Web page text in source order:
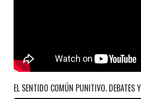
EL SENTIDO COMÚN PUNITIVO. DEBATES